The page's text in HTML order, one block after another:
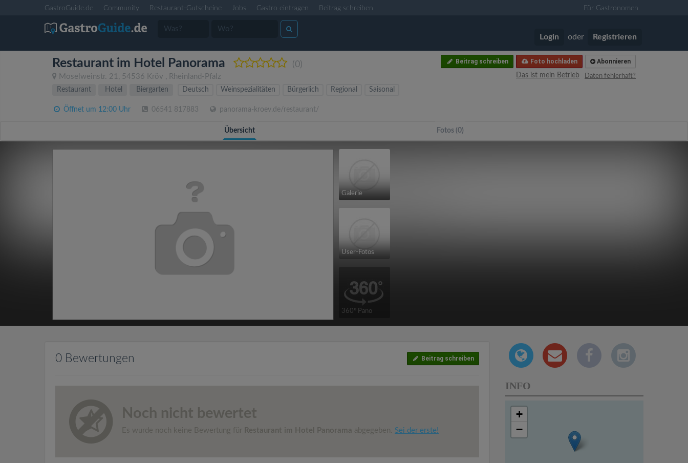
GastroGuide.de Community Restaurant-Gutscheine Jobs Gastro eintragen Beitrag schreiben Für Gastronomen
Login oder Registrieren
Restaurant im Hotel Panorama (0)
Moselweinstr. 21 , 54536 Kröv , Rheinland-Pfalz
Abonnieren
Foto hochladen
Beitrag schreiben
Daten fehlerhaft?
Das ist mein Betrieb
Restaurant
Hotel Biergarten Deutsch Weinspezialitäten Bürgerlich Regional Saisonal
Öffnet um 12:00 Uhr 06541 817883 panorama-kroev.de/restaurant/
Übersicht Fotos (0)
Galerie
User-Fotos
360° Pano
0 Bewertungen Beitrag schreiben
Noch nicht bewertet
Es wurde noch keine Bewertung für Restaurant im Hotel Panorama abgegeben. Sei der erste!
INFO
+
−